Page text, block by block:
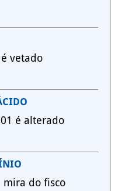
vetado
é alterado
mira do fisco